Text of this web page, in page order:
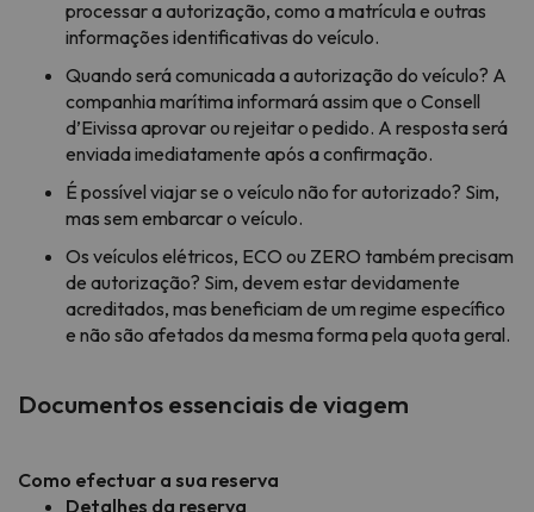
processar a autorização, como a matrícula e outras
informações identificativas do veículo.
Quando será comunicada a autorização do veículo? A
companhia marítima informará assim que o Consell
d’Eivissa aprovar ou rejeitar o pedido. A resposta será
enviada imediatamente após a confirmação.
É possível viajar se o veículo não for autorizado? Sim,
mas sem embarcar o veículo.
Os veículos elétricos, ECO ou ZERO também precisam
de autorização? Sim, devem estar devidamente
acreditados, mas beneficiam de um regime específico
e não são afetados da mesma forma pela quota geral.
Documentos essenciais de viagem
Como efectuar a sua reserva
Detalhes da reserva